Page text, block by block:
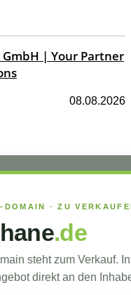
GmbH | Your Partner
08.08.2026
DOMAIN · ZU
.de
steht zum Verkauf.
direkt an den